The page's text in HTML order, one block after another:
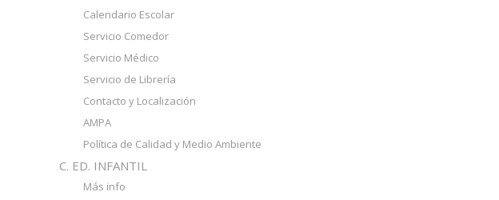
Calendario Escolar
Servicio Comedor
Servicio Médico
Servicio de Librería
Contacto y Localización
AMPA
Política de Calidad y Medio Ambiente
C. ED. INFANTIL
Más info